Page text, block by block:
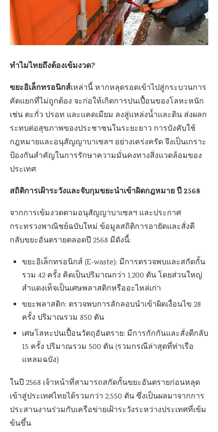
ทำไมไทยถึงต้องเข้มงวด?
ขยะอิเล็กทรอนิกส์เหล่านี้ หากหลุดรอดเข้าไปสู่กระบวนการ
คัดแยกที่ไม่ถูกต้อง จะก่อให้เกิดการปนเปื้อนของโลหะหนัก
เช่น ตะกั่ว ปรอท และแคดเมียม ลงสู่แหล่งน้ำและดิน ส่งผลก
ระทบต่อสุขภาพของประชาชนในระยะยาว การบังคับใช้
กฎหมายและอนุสัญญาบาเซลฯ อย่างเคร่งครัด จึงเป็นเกราะ
ป้องกันสำคัญในการรักษาความมั่นคงทางสิ่งแวดล้อมของ
ประเทศ
สถิติการเฝ้าระวังและจับกุมขยะนำเข้าผิดกฎหมาย ปี 2568
จากการเข้มงวดตามอนุสัญญาบาเซลฯ และประกาศ
กระทรวงพาณิชย์ฉบับใหม่ ข้อมูลสถิติการอายัดและสั่งตี
กลับขยะอันตรายตลอดปี 2568 มีดังนี้:
ขยะอิเล็กทรอนิกส์ (E-waste): มีการตรวจพบและสกัดกั้น
รวม 42 ครั้ง คิดเป็นปริมาณกว่า 1,200 ตัน โดยส่วนใหญ่
สำแดงเท็จเป็นเศษพลาสติกหรืออะไหล่เก่า
ขยะพลาสติก: ตรวจพบการลักลอบนำเข้าผิดเงื่อนไข 28
ครั้ง ปริมาณรวม 850 ตัน
เศษโลหะปนเปื้อนวัตถุอันตราย: มีการกักกันและสั่งตีกลับ
15 ครั้ง ปริมาณรวม 500 ตัน (รวมกรณีล่าสุดที่ท่าเรือ
แหลมฉบัง)
ในปี 2568 เจ้าหน้าที่สามารถสกัดกั้นขยะอันตรายก่อนหลุด
เข้าสู่ประเทศไทยได้รวมกว่า 2,550 ตัน ซึ่งเป็นผลมาจากการ
ประสานงานร่วมกับเครือข่ายเฝ้าระวังระหว่างประเทศที่เข้ม
ข้นขึ้น